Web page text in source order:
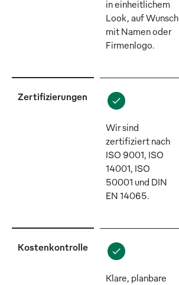
in einheitlichem
Look, auf Wunsch
mit Namen oder
Firmenlogo.
Zertifizierungen
Wir sind
zertifiziert nach
ISO 9001, ISO
14001, ISO
50001 und DIN
EN 14065.
Kostenkontrolle
Klare, planbare